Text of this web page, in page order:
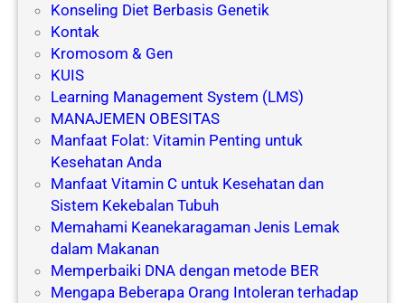
Konseling Diet Berbasis Genetik
Kontak
Kromosom & Gen
KUIS
Learning Management System (LMS)
MANAJEMEN OBESITAS
Manfaat Folat: Vitamin Penting untuk
Kesehatan Anda
Manfaat Vitamin C untuk Kesehatan dan
Sistem Kekebalan Tubuh
Memahami Keanekaragaman Jenis Lemak
dalam Makanan
Memperbaiki DNA dengan metode BER
Mengapa Beberapa Orang Intoleran terhadap